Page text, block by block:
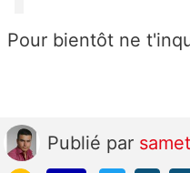
Pour bientôt ne
Publié par samet